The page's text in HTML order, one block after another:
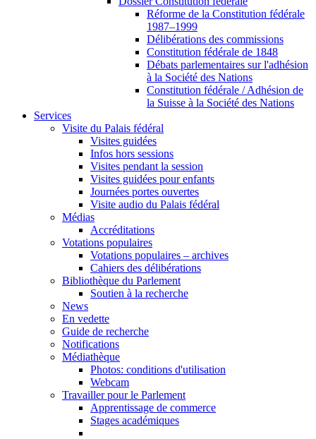
Réforme de la Constitution fédérale
1987–1999
Délibérations des commissions
Constitution fédérale de 1848
Débats parlementaires sur l'adhésion
à la Société des Nations
Constitution fédérale / Adhésion de
la Suisse à la Société des Nations
Services
Visite du Palais fédéral
Visites guidées
Infos hors sessions
Visites pendant la session
Visites guidées pour enfants
Journées portes ouvertes
Visite audio du Palais fédéral
Médias
Accréditations
Votations populaires
Votations populaires – archives
Cahiers des délibérations
Bibliothèque du Parlement
Soutien à la recherche
News
En vedette
Guide de recherche
Notifications
Médiathèque
Photos: conditions d'utilisation
Webcam
Travailler pour le Parlement
Apprentissage de commerce
Stages académiques